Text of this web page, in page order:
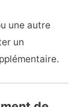
une autre
un